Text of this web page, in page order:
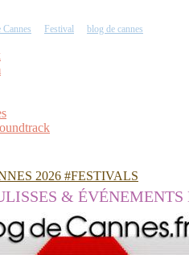
Cannes Festival blog de cannes
2026 #FESTIVALS
&